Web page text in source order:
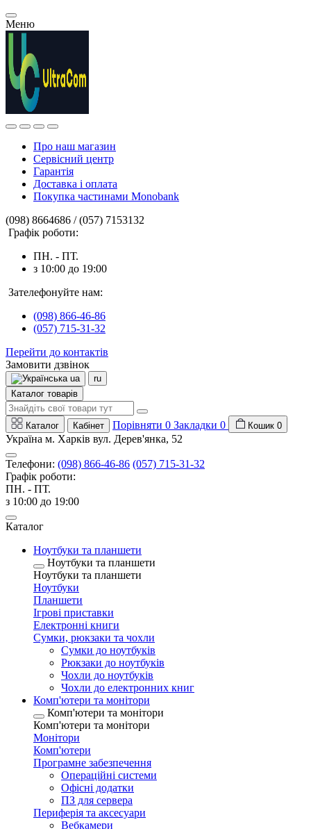
Меню
Про наш магазин
Сервісний центр
Гарантія
Доставка і оплата
Покупка частинами Monobank
(098) 8664686 / (057) 7153132
Графік роботи:
ПН. - ПТ.
з 10:00 до 19:00
Зателефонуйте нам:
(098) 866-46-86
(057) 715-31-32
Перейти до контактів
Замовити дзвінок
ua
ru
Каталог товарів
Каталог Кабінет Порівняти 0 Закладки 0 Кошик 0
Україна м. Харків вул. Дерев'янка, 52
Телефони: (098) 866-46-86 (057) 715-31-32
Графік роботи:
ПН. - ПТ.
з 10:00 до 19:00
Каталог
Ноутбуки та планшети
Ноутбуки та планшети
Ноутбуки та планшети
Ноутбуки
Планшети
Ігрові приставки
Електронні книги
Сумки, рюкзаки та чохли
Сумки до ноутбуків
Рюкзаки до ноутбуків
Чохли до ноутбуків
Чохли до електронних книг
Комп'ютери та монітори
Комп'ютери та монітори
Комп'ютери та монітори
Монітори
Комп'ютери
Програмне забезпечення
Операційні системи
Офісні додатки
ПЗ для сервера
Периферія та аксесуари
Вебкамери